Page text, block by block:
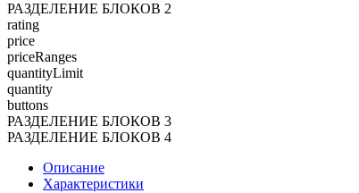
РАЗДЕЛЕНИЕ БЛОКОВ 2
rating
price
priceRanges
quantityLimit
quantity
buttons
РАЗДЕЛЕНИЕ БЛОКОВ 3
РАЗДЕЛЕНИЕ БЛОКОВ 4
Описание
Характеристики